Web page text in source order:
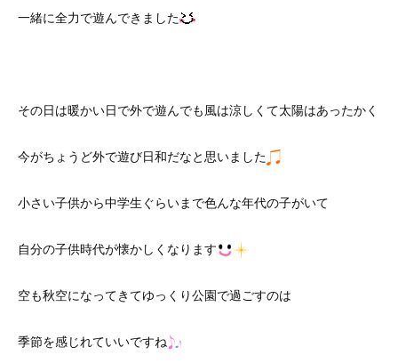
一緒に全力で遊んできました
その日は暖かい日で外で遊んでも風は涼しくて太陽はあったかく
今がちょうど外で遊び日和だなと思いました
小さい子供から中学生ぐらいまで色んな年代の子がいて
自分の子供時代が懐かしくなります
空も秋空になってきてゆっくり公園で過ごすのは
季節を感じれていいですね